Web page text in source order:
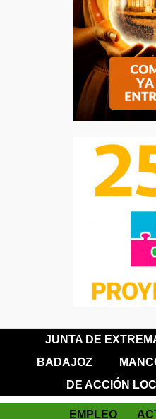
JUNTA DE
BADAJOZ
DE ACCIÓN
EMPLEO